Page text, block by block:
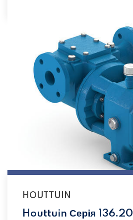
HOUTTUIN
Houttuin Серія 136.20